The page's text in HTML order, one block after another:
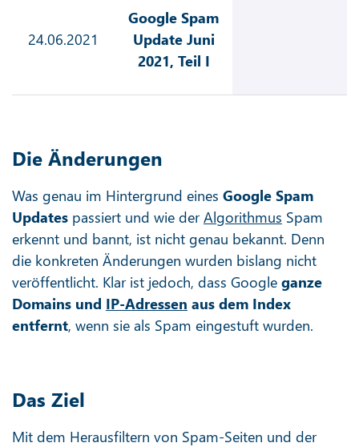
24.06.2021
Google Spam
Update Juni
2021, Teil I
Die Änderungen
Was genau im Hintergrund eines Google Spam
Updates passiert und wie derAlgorithmus Spam
erkennt und bannt, ist nicht genau bekannt. Denn
die konkreten Änderungen wurden bislang nicht
veröffentlicht. Klar ist jedoch, dass Google ganze
Domains und IP-Adressen aus dem Index
entfernt, wenn sie als Spam eingestuft wurden.
Das Ziel
Mit dem Herausfiltern von Spam-Seiten und der